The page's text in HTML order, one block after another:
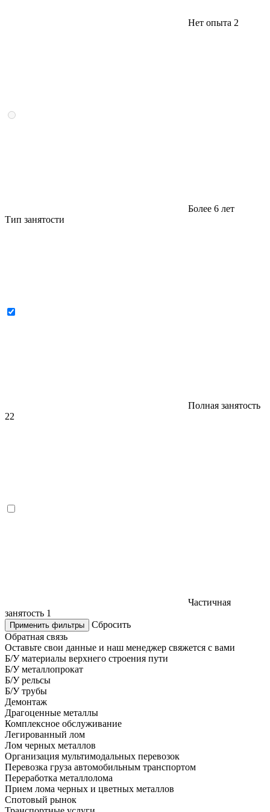
Нет опыта 2
Более 6 лет
Тип занятости
Полная занятость
22
Частичная
занятость 1
Применить фильтры
Сбросить
Обратная связь
Оставьте свои данные и наш менеджер свяжется с вами
Б/У материалы верхнего строения пути
Б/У металлопрокат
Б/У рельсы
Б/У трубы
Демонтаж
Драгоценные металлы
Комплексное обслуживание
Легированный лом
Лом черных металлов
Организация мультимодальных перевозок
Перевозка груза автомобильным транспортом
Переработка металлолома
Прием лома черных и цветных металлов
Спотовый рынок